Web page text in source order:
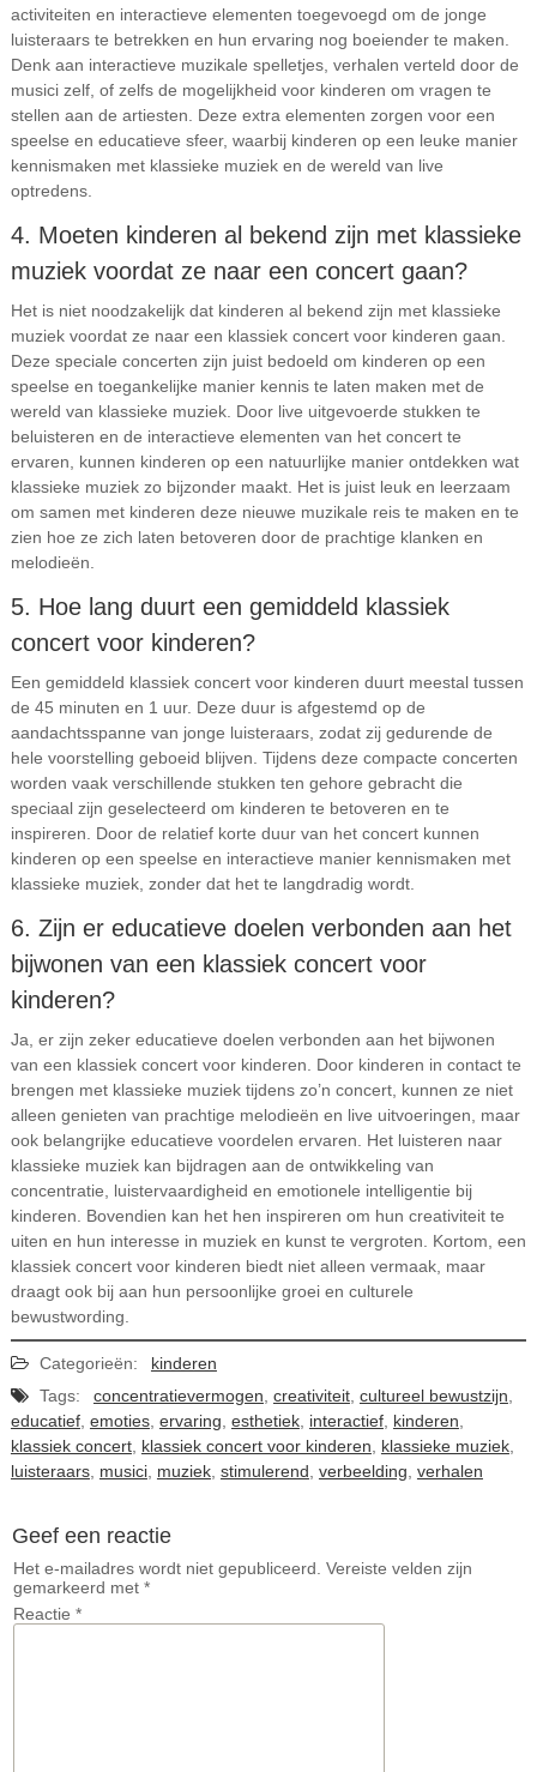
activiteiten en interactieve elementen toegevoegd om de jonge
luisteraars te betrekken en hun ervaring nog boeiender te maken.
Denk aan interactieve muzikale spelletjes, verhalen verteld door de
musici zelf, of zelfs de mogelijkheid voor kinderen om vragen te
stellen aan de artiesten. Deze extra elementen zorgen voor een
speelse en educatieve sfeer, waarbij kinderen op een leuke manier
kennismaken met klassieke muziek en de wereld van live
optredens.
4. Moeten kinderen al bekend zijn met klassieke
muziek voordat ze naar een concert gaan?
Het is niet noodzakelijk dat kinderen al bekend zijn met klassieke
muziek voordat ze naar een klassiek concert voor kinderen gaan.
Deze speciale concerten zijn juist bedoeld om kinderen op een
speelse en toegankelijke manier kennis te laten maken met de
wereld van klassieke muziek. Door live uitgevoerde stukken te
beluisteren en de interactieve elementen van het concert te
ervaren, kunnen kinderen op een natuurlijke manier ontdekken wat
klassieke muziek zo bijzonder maakt. Het is juist leuk en leerzaam
om samen met kinderen deze nieuwe muzikale reis te maken en te
zien hoe ze zich laten betoveren door de prachtige klanken en
melodieën.
5. Hoe lang duurt een gemiddeld klassiek
concert voor kinderen?
Een gemiddeld klassiek concert voor kinderen duurt meestal tussen
de 45 minuten en 1 uur. Deze duur is afgestemd op de
aandachtsspanne van jonge luisteraars, zodat zij gedurende de
hele voorstelling geboeid blijven. Tijdens deze compacte concerten
worden vaak verschillende stukken ten gehore gebracht die
speciaal zijn geselecteerd om kinderen te betoveren en te
inspireren. Door de relatief korte duur van het concert kunnen
kinderen op een speelse en interactieve manier kennismaken met
klassieke muziek, zonder dat het te langdradig wordt.
6. Zijn er educatieve doelen verbonden aan het
bijwonen van een klassiek concert voor
kinderen?
Ja, er zijn zeker educatieve doelen verbonden aan het bijwonen
van een klassiek concert voor kinderen. Door kinderen in contact te
brengen met klassieke muziek tijdens zo’n concert, kunnen ze niet
alleen genieten van prachtige melodieën en live uitvoeringen, maar
ook belangrijke educatieve voordelen ervaren. Het luisteren naar
klassieke muziek kan bijdragen aan de ontwikkeling van
concentratie, luistervaardigheid en emotionele intelligentie bij
kinderen. Bovendien kan het hen inspireren om hun creativiteit te
uiten en hun interesse in muziek en kunst te vergroten. Kortom, een
klassiek concert voor kinderen biedt niet alleen vermaak, maar
draagt ook bij aan hun persoonlijke groei en culturele
bewustwording.
Categorieën:
kinderen
Tags:
concentratievermogen creativiteit, cultureel bewustzijn
educatief, emoties, ervaring esthetiek, interactief, kinderen
klassiek concert, klassiek concert voor kinderen klassieke muziek,
luisteraars, musici, muziek, stimulerend verbeelding verhalen
Geef een reactie
Het e-mailadres wordt niet gepubliceerd. Vereiste velden zijn
gemarkeerd met *
Reactie *